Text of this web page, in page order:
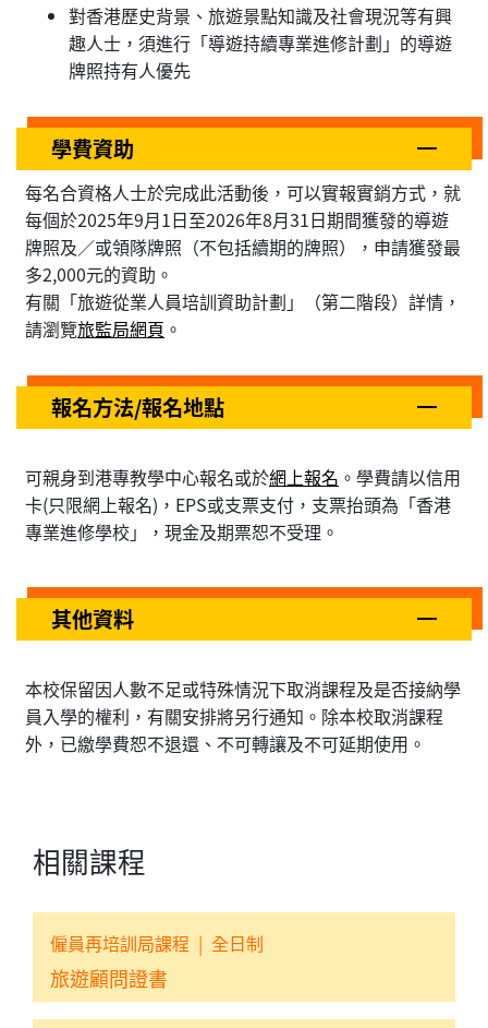
對香港歷史背景、旅遊景點知識及社會現況等有興
趣人士，須進行「導遊持續專業進修計劃」的導遊
牌照持有人優先
學費資助
每名合資格人士於完成此活動後，可以實報實銷方式，就
每個於2025年9月1日至2026年8月31日期間獲發的導遊
牌照及／或領隊牌照（不包括續期的牌照），申請獲發最
多2,000元的資助。
有關「旅遊從業人員培訓資助計劃」（第二階段）詳情，
請瀏覽旅監局網頁 。
報名方法/報名地點
可親身到港專教學中心報名或於網上報名 。學費請以信用
卡(只限網上報名)，EPS或支票支付，支票抬頭為「香港
專業進修學校」，現金及期票恕不受理。
其他資料
本校保留因人數不足或特殊情況下取消課程及是否接納學
員入學的權利，有關安排將另行通知。除本校取消課程
外，已繳學費恕不退還、不可轉讓及不可延期使用。
相關課程
僱員再培訓局課程 | 全日制
旅遊顧問證書